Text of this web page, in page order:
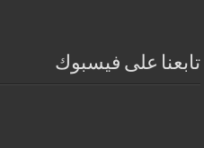
تابعنا على فيسبوك